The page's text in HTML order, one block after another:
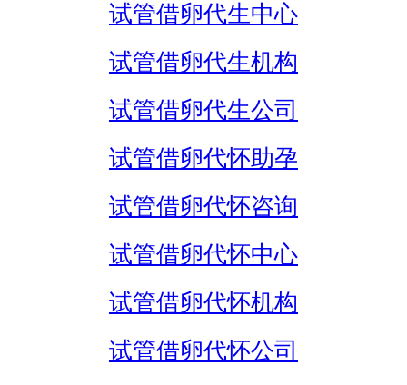
试管借卵代生中心
试管借卵代生机构
试管借卵代生公司
试管借卵代怀助孕
试管借卵代怀咨询
试管借卵代怀中心
试管借卵代怀机构
试管借卵代怀公司